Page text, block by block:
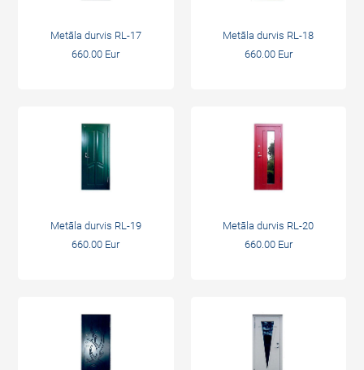
Metāla durvis RL-17
660.00 Eur
Metāla durvis RL-18
660.00 Eur
Metāla durvis RL-19
660.00 Eur
Metāla durvis RL-20
660.00 Eur